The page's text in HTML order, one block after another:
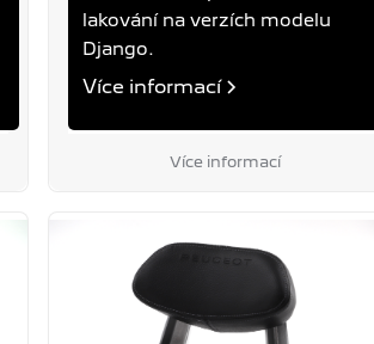
lakování na verzích modelu
Django.
Více informací
5 990 Kč
Více informací